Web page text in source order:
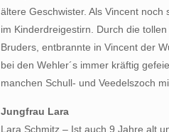
ältere Geschwister. Als Vincent
im Kinderdreigestirn. Durch die
Bruders, entbrannte in Vincent der
bei den Wehler´s immer kräftig
manchen Schull- und Veedelszoch
Jungfrau Lara
Lara Schmitz – Ist auch 9 Jahre alt